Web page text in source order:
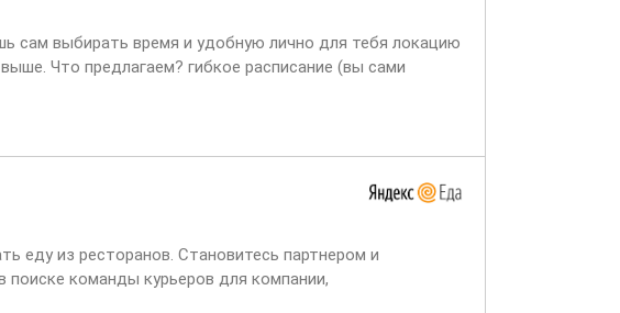
сам выбирать время и удобную лично для тебя локацию
Что предлагаем? гибкое расписание (вы сами
еду из ресторанов. Становитесь партнером и
поиске команды курьеров для компании,